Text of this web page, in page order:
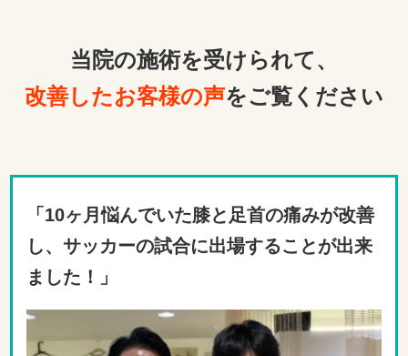
当院の施術を受けられて、
改善したお客様の声をご覧ください
「10ヶ月悩んでいた膝と足首の痛みが改善
し、サッカーの試合に出場することが出来
ました！」